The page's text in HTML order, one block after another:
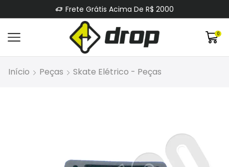
Frete Grátis Acima De R$ 2000
0
Início Peças Skate Elétrico - Peças